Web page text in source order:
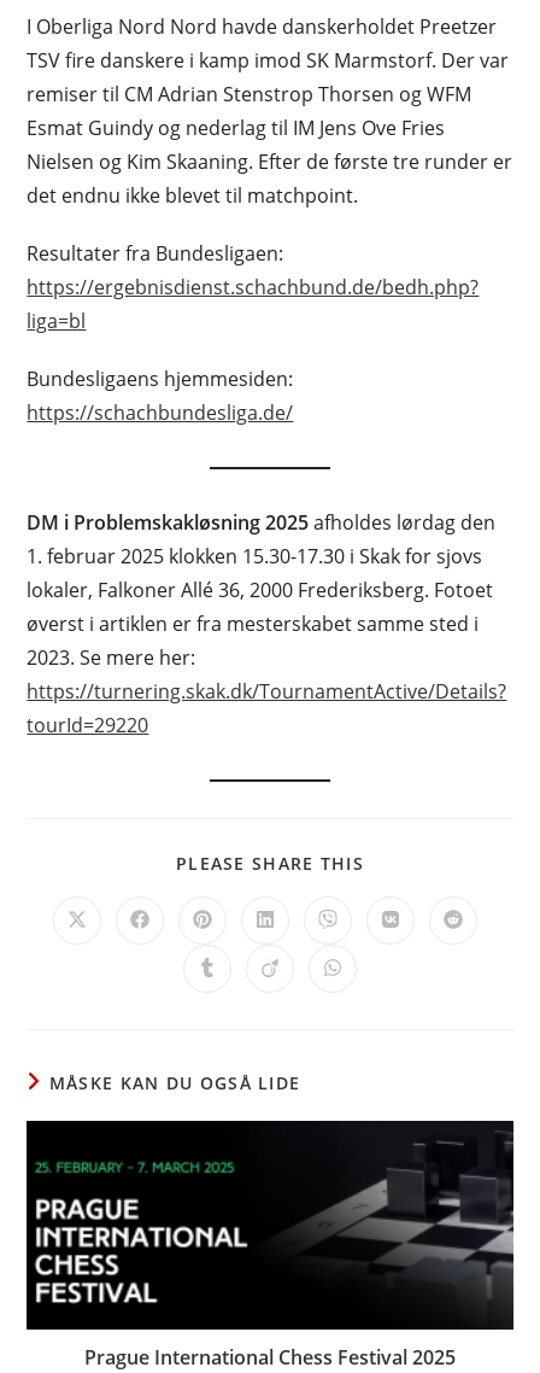
I Oberliga Nord Nord havde danskerholdet Preetzer
TSV fire danskere i kamp imod SK Marmstorf. Der var
remiser til CM Adrian Stenstrop Thorsen og WFM
Esmat Guindy og nederlag til IM Jens Ove Fries
Nielsen og Kim Skaaning. Efter de første tre runder er
det endnu ikke blevet til matchpoint.
Resultater fra Bundesligaen:
https://ergebnisdienst.schachbund.de/bedh.php?
liga=bl
Bundesligaens hjemmesiden:
https://schachbundesliga.de/
DM i Problemskakløsning 2025afholdes lørdag den
1. februar 2025 klokken 15.30-17.30 i Skak for sjovs
lokaler, Falkoner Allé 36, 2000 Frederiksberg. Fotoet
øverst i artiklen er fra mesterskabet samme sted i
2023. Se mere her:
https://turnering.skak.dk/TournamentActive/Details?
tourId=29220
PLEASE SHARE THIS
Opens
Opens Opens
a
new
Opens
a
new
Opens
a
new
Opens Opens
Opens Opens Opens
MÅSKE KAN DU OGSÅ LIDE
Prague International Chess Festival 2025